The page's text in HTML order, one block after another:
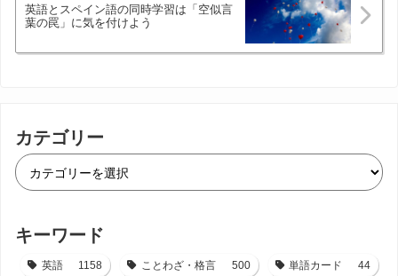
英語とスペイン語の同時学習は「空似言
葉の罠」に気を付けよう
カテゴリー
キーワード
英語 1158 ことわざ・格言 500 単語カード 44